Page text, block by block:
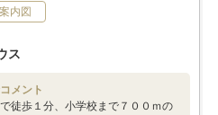
内図
ス
メント
徒歩１分、小学校まで７００ｍの